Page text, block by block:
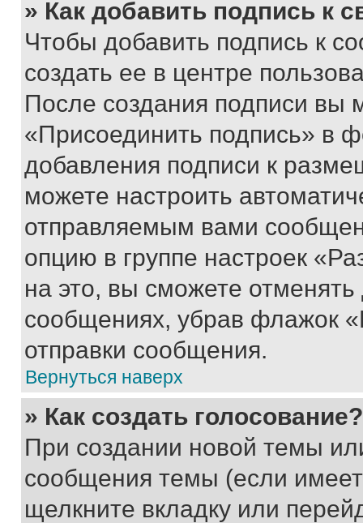
» Как добавить подпись к
Чтобы добавить подпись к
создать ее в центре
После создания подписи вы
«Присоединить подпись» в
добавления подписи к
можете настроить
отправляемым вами
опцию в группе настроек
на это, вы сможете
сообщениях, убрав флажок
отправки сообщения.
Вернуться наверх
» Как создать голосование?
При создании новой темы
сообщения темы (если
щелкните вкладку или